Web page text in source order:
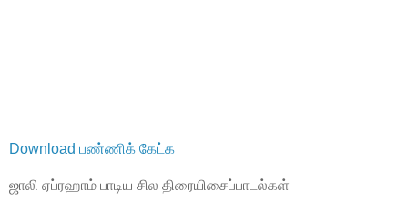
Download பண்ணிக் கேட்க
ஜாலி ஏப்ரஹாம் பாடிய சில திரையிசைப்பாடல்கள்